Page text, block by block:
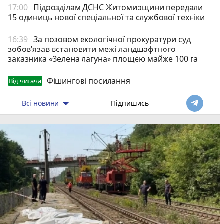
17:00 Підрозділам ДСНС Житомирщини передали
15 одиниць нової спеціальної та службової техніки
16:39 За позовом екологічної прокуратури суд
зобов’язав встановити межі ландшафтного
заказника «Зелена лагуна» площею майже 100 га
Від читача Фішингові посилання
Всі новини Підпишись